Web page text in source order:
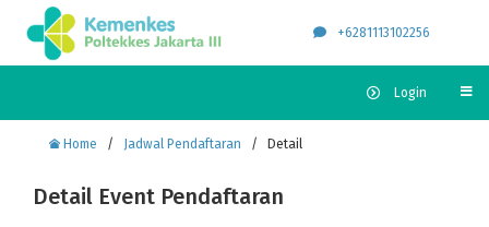
+6281113102256
Login
Home / Jadwal Pendaftaran / Detail
Detail Event Pendaftaran